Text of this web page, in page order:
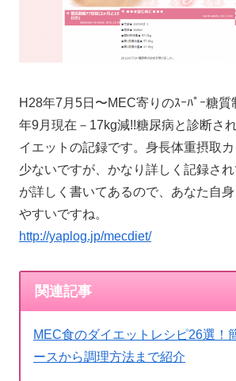
H28年7月5日〜MEC寄りのｽｰﾊﾟｰ糖
年9月現在－17kg減!!糖尿病と診断さ
イエットの記録です。身長体重摂取
少ないですが、かなり詳しく記録さ
が詳しく書いてあるので、あなた自
やすいですね。
http://yaplog.jp/mecdiet/
関連記事
MEC食のダイエットレシピ26選！
ースから調理方法まで紹介